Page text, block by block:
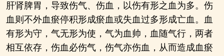
肝肾脾胃，导致伤气、伤血，以伤有形之血为多。伤
血则不外血瘀停积形成瘀血或失血过多形成亡血。血
有形为守，气无形为使，气为血帅，血随气行，两者
相互依存，伤血必伤气，伤气亦伤血，从而造成血瘀